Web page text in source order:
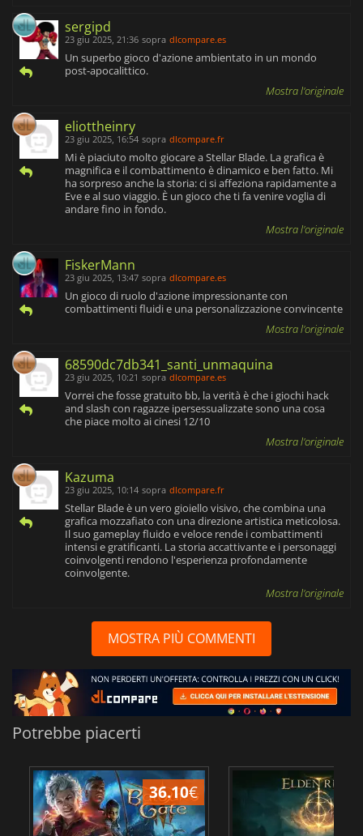
sergipd
23 giu 2025, 21:36 sopra dlcompare.es
Un superbo gioco d'azione ambientato in un mondo
post-apocalittico.
Mostra l'originale
eliottheinry
23 giu 2025, 16:54 sopra dlcompare.fr
Mi è piaciuto molto giocare a Stellar Blade. La grafica è
magnifica e il combattimento è dinamico e ben fatto. Mi
ha sorpreso anche la storia: ci si affeziona rapidamente a
Eve e al suo viaggio. È un gioco che ti fa venire voglia di
andare fino in fondo.
Mostra l'originale
FiskerMann
23 giu 2025, 13:47 sopra dlcompare.es
Un gioco di ruolo d'azione impressionante con
combattimenti fluidi e una personalizzazione convincente
Mostra l'originale
68590dc7db341_santi_unmaquina
23 giu 2025, 10:21 sopra dlcompare.es
Vorrei che fosse gratuito bb, la verità è che i giochi hack
and slash con ragazze ipersessualizzate sono una cosa
che piace molto ai cinesi 12/10
Mostra l'originale
Kazuma
23 giu 2025, 10:14 sopra dlcompare.fr
Stellar Blade è un vero gioiello visivo, che combina una
grafica mozzafiato con una direzione artistica meticolosa.
Il suo gameplay fluido e veloce rende i combattimenti
intensi e gratificanti. La storia accattivante e i personaggi
coinvolgenti rendono l'esperienza profondamente
coinvolgente.
Mostra l'originale
MOSTRA PIÙ COMMENTI
Potrebbe piacerti
36.10€